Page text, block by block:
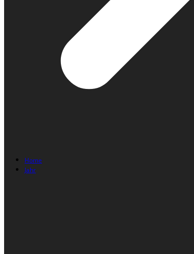
Home
Jahr